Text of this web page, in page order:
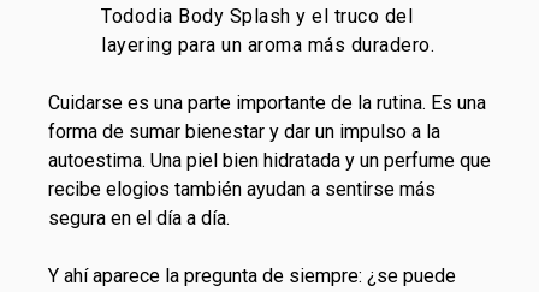
Tododia Body Splash y el truco del
layering para un aroma más duradero.
Cuidarse es una parte importante de la rutina. Es una
forma de sumar bienestar y dar un impulso a la
autoestima. Una piel bien hidratada y un perfume que
recibe elogios también ayudan a sentirse más
segura en el día a día.
Y ahí aparece la pregunta de siempre: ¿se puede